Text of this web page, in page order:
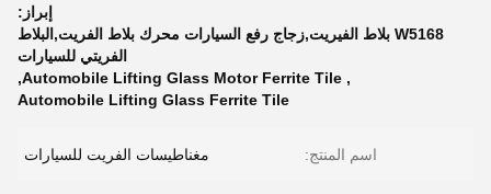
إبراز:
W5168 بلاط الفيريت,زجاج رفع السيارات محرك بلاط الفريت,البلاط
الفريتي للسيارات
,
Automobile Lifting Glass Motor Ferrite Tile
,
Automobile Lifting Glass Ferrite Tile
اسم المنتج: مغناطيسات الفريت للسيارات